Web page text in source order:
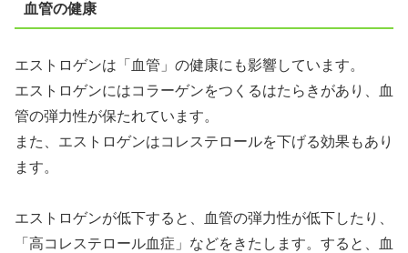
血管の健康
エストロゲンは「血管」の健康にも影響しています。
エストロゲンにはコラーゲンをつくるはたらきがあり、血
管の弾力性が保たれています。
また、エストロゲンはコレステロールを下げる効果もあり
ます。
エストロゲンが低下すると、血管の弾力性が低下したり、
「高コレステロール血症」などをきたします。すると、血